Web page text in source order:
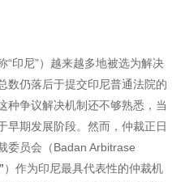
“印尼”）越来越多地被选为解决
数仍落后于提交印尼普通法院的
种争议解决机制还不够熟悉，当
早期发展阶段。然而，仲裁正日
委员会（Badan Arbitrase
）作为印尼最具代表性的仲裁机